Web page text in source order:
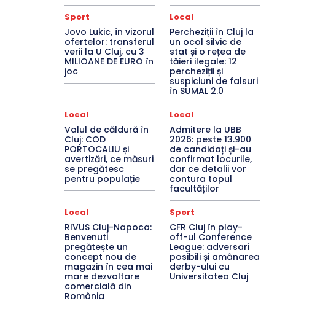
Sport
Jovo Lukic, în vizorul
ofertelor: transferul
verii la U Cluj, cu 3
MILIOANE DE EURO în
joc
Local
Percheziții în Cluj la
un ocol silvic de
stat și o rețea de
tăieri ilegale: 12
percheziții și
suspiciuni de falsuri
în SUMAL 2.0
Local
Valul de căldură în
Cluj: COD
PORTOCALIU și
avertizări, ce măsuri
se pregătesc
pentru populație
Local
Admitere la UBB
2026: peste 13.900
de candidați și-au
confirmat locurile,
dar ce detalii vor
contura topul
facultăților
Local
RIVUS Cluj-Napoca:
Benvenuti
pregătește un
concept nou de
magazin în cea mai
mare dezvoltare
comercială din
România
Sport
CFR Cluj în play-
off-ul Conference
League: adversari
posibili și amânarea
derby-ului cu
Universitatea Cluj